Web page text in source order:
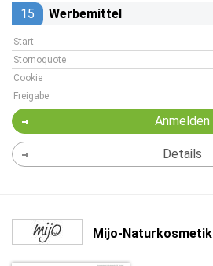
15 Werbemittel
Start
Stornoquote
Cookie
Freigabe
Anmelden
Details
Mijo-Naturkosmetik